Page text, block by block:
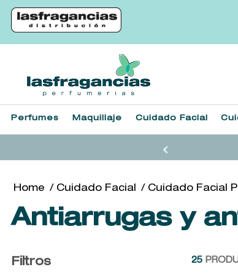
Perfumes Maquillaje Cuidado Facial
Cuidado Facial Cuidado Facial
Antiarrugas y
Filtros 25